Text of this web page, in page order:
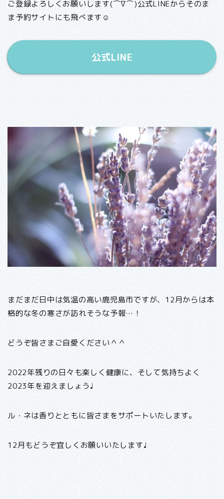
ご登録よろしくお願いします(⌒∇⌒)公式LINEからそのま
ま予約サイトにも飛べます☺︎
公式LINE
まだまだ日中は気温の高い鹿児島市ですが、12月からは本
格的な冬の寒さが訪れそうな予報…！
どうぞ皆さまご自愛ください＾＾
2022年残りの日々も楽しく健康に、そして気持ちよく
2023年を迎えましょう♩
ル・ネは香りとともに皆さまをサポートいたします。
12月もどうぞ宜しくお願いいたします♩